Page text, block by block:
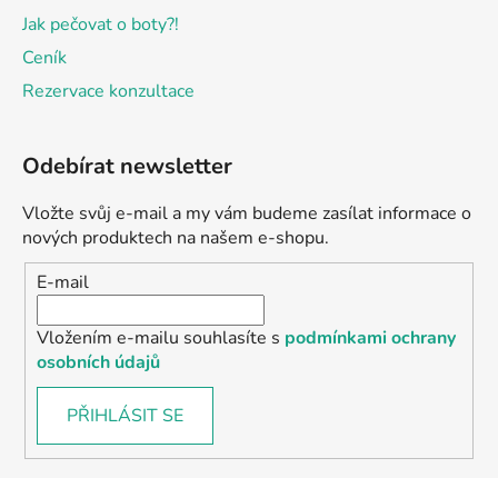
Jak pečovat o boty?!
Ceník
Rezervace konzultace
Odebírat newsletter
Vložte svůj e-mail a my vám budeme zasílat informace o
nových produktech na našem e-shopu.
E-mail
Vložením e-mailu souhlasíte s podmínkami ochrany
osobních údajů
PŘIHLÁSIT SE